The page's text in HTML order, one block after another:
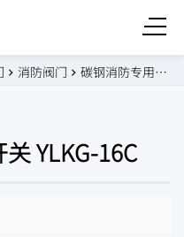
消防阀门 碳钢消防专用压力开关 YLKG-16C
YLKG-16C